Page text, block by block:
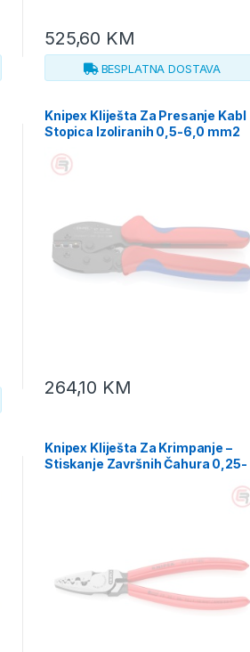
525,60 KM
BESPLATNA DOSTAVA
Knipex Kliješta Za Presanje Kabl
Stopica Izoliranih 0,5-6,0 mm2
264,10 KM
Knipex Kliješta Za Krimpanje –
Stiskanje Završnih Čahura 0,25-